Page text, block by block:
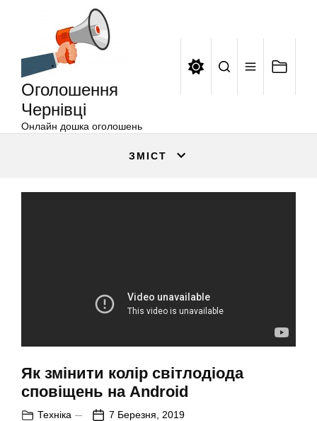
Оголошення
Чернівці
Онлайн дошка оголошень
ЗМІСТ
Як змінити колір світлодіода
сповіщень на Android
Техніка 7 Березня, 2019